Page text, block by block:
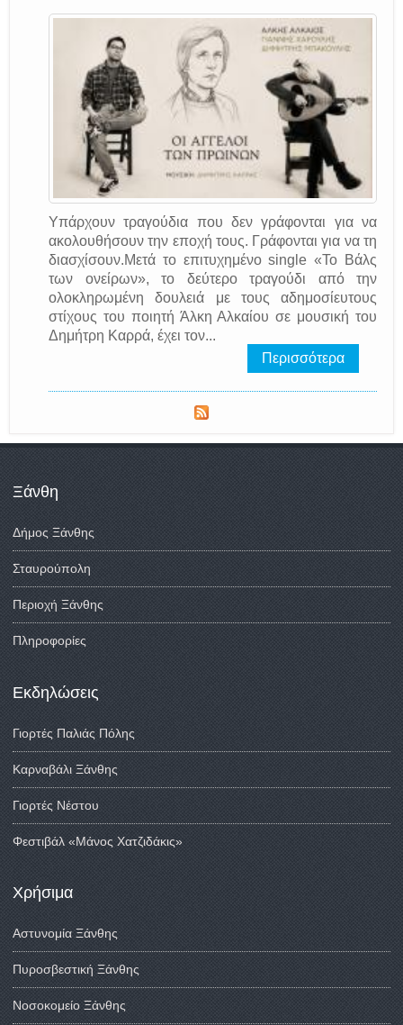
Υπάρχουν τραγούδια που δεν γράφονται για να
ακολουθήσουν την εποχή τους. Γράφονται για να τη
διασχίσουν.Μετά το επιτυχημένο single «Το Βάλς
των ονείρων», το δεύτερο τραγούδι από την
ολοκληρωμένη δουλειά με τους αδημοσίευτους
στίχους του ποιητή Άλκη Αλκαίου σε μουσική του
Δημήτρη Καρρά, έχει τον...
Περισσότερα
Ξάνθη
Δήμος Ξάνθης
Σταυρούπολη
Περιοχή Ξάνθης
Πληροφορίες
Εκδηλώσεις
Γιορτές Παλιάς Πόλης
Καρναβάλι Ξάνθης
Γιορτές Νέστου
Φεστιβάλ «Μάνος Χατζιδάκις»
Χρήσιμα
Αστυνομία Ξάνθης
Πυροσβεστική Ξάνθης
Νοσοκομείο Ξάνθης